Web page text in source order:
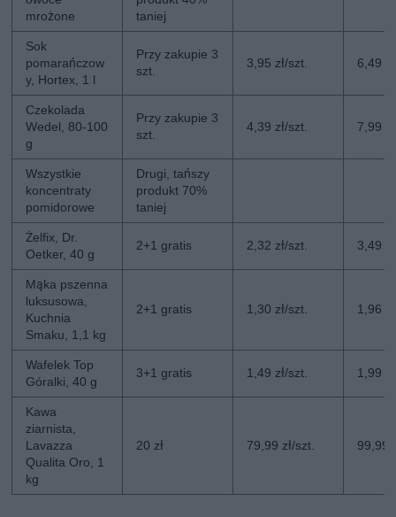
mrożone
taniej
Sok
pomarańczow
y, Hortex, 1 l
Przy zakupie 3
szt.
3,95 zł/szt. 6,49
Czekolada
Wedel, 80-100
g
Przy zakupie 3
szt.
4,39 zł/szt. 7,99
Wszystkie
koncentraty
pomidorowe
Drugi, tańszy
produkt 70%
taniej
Żelfix, Dr.
Oetker, 40 g
2+1 gratis 2,32 zł/szt. 3,49
Mąka pszenna
luksusowa,
Kuchnia
Smaku, 1,1 kg
2+1 gratis 1,30 zł/szt. 1,96
Wafelek Top
Góralki, 40 g
3+1 gratis 1,49 zł/szt. 1,99
Kawa
ziarnista,
Lavazza
Qualita Oro, 1
kg
20 zł 79,99 zł/szt. 99,99